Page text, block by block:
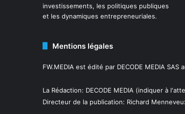
investissements, les politiques publiques
et les dynamiques entrepreneuriales.
Mentions légales
FW.MEDIA est édité par DECODE MEDIA
La Rédaction: DECODE MEDIA (indiquer à
Directeur de la publication: Richard